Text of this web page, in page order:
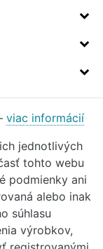
viac informácií
jednotlivých
tohto webu
podmienky ani
alebo inak
súhlasu
výrobkov,